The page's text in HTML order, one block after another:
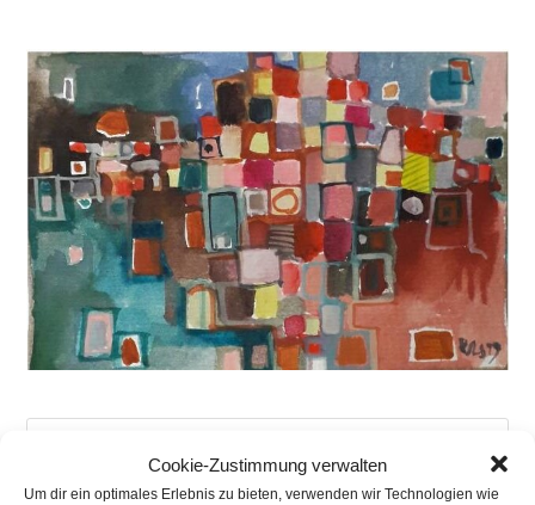
Cookie-Zustimmung verwalten
Um dir ein optimales Erlebnis zu bieten, verwenden wir Technologien wie